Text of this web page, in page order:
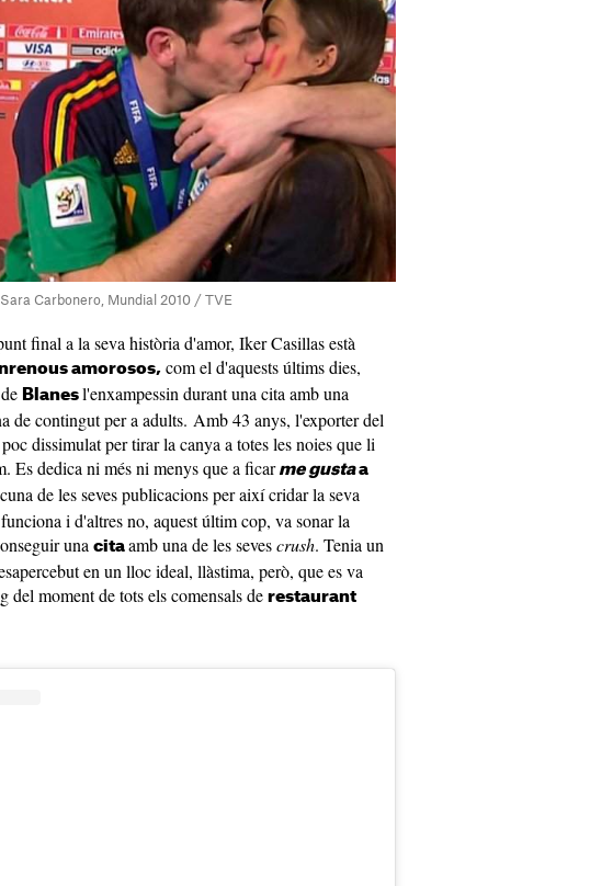
Carbonero, Mundial 2010 / TVE
final a la seva història d'amor, Iker Casillas està
amorosos, com el d'aquests últims dies,
Blanes l'enxampessin durant una cita amb una
de contingut per a adults. Amb 43 anys, l'exporter del
dissimulat per tirar la canya a totes les noies que li
Es dedica ni més ni menys que a ficar me gustaa
de les seves publicacions per així cridar la seva
i d'altres no, aquest últim cop, va sonar la
una cita amb una de les sevescrush. Tenia un
en un lloc ideal, llàstima, però, que es va
del moment de tots els comensals de restaurant